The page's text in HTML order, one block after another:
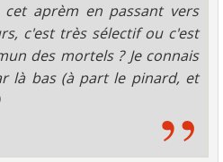
aprèm en passant vers
c'est très sélectif ou c'est
des mortels ? Je connais
là bas (à part le pinard, et